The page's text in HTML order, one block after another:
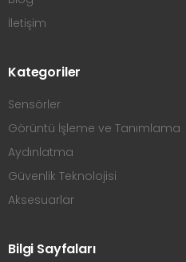
İletişim
Kategoriler
Sensörler
Görüntü İşleme ve Tanımlama
Aydınlatma
Güvenlik Teknolojisi
Aksesuarlar
Bilgi Sayfaları